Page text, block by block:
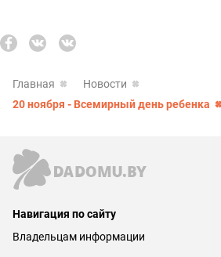
Главная
Новости
20 ноября - Всемирный день ребенка
Навигация по сайту
Владельцам информации